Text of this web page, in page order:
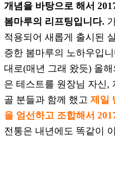
개념을 바탕으로 해서
봄마루의 리프팅입니다.
적용되어 새롭게 출시된
증한 봄마루의 노하우입
대로(매년 그래 왔듯) 올
은 테스트를 원장님 자신,
골 분들과 함께 했고 제일
을 엄선하고 조합해서
전통은 내년에도 똑같이